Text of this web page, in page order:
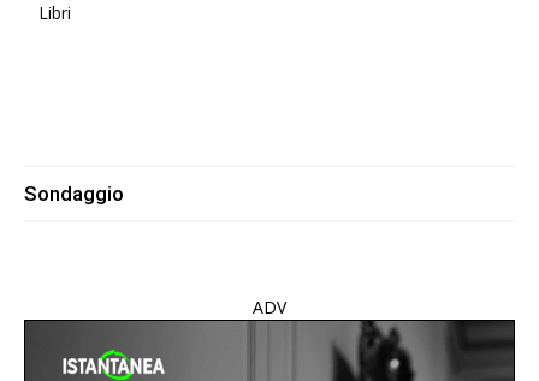
Libri
Sondaggio
ADV